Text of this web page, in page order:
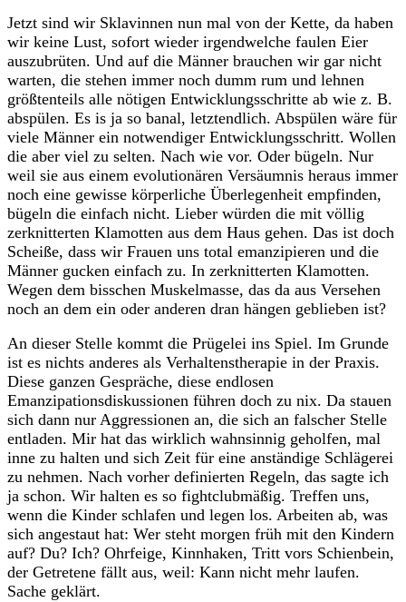
Jetzt sind wir Sklavinnen nun mal von der Kette, da haben
wir keine Lust, sofort wieder irgendwelche faulen Eier
auszubrüten. Und auf die Männer brauchen wir gar nicht
warten, die stehen immer noch dumm rum und lehnen
größtenteils alle nötigen Entwicklungsschritte ab wie z. B.
abspülen. Es is ja so banal, letztendlich. Abspülen wäre für
viele Männer ein notwendiger Entwicklungsschritt. Wollen
die aber viel zu selten. Nach wie vor. Oder bügeln. Nur
weil sie aus einem evolutionären Versäumnis heraus immer
noch eine gewisse körperliche Überlegenheit empfinden,
bügeln die einfach nicht. Lieber würden die mit völlig
zerknitterten Klamotten aus dem Haus gehen. Das ist doch
Scheiße, dass wir Frauen uns total emanzipieren und die
Männer gucken einfach zu. In zerknitterten Klamotten.
Wegen dem bisschen Muskelmasse, das da aus Versehen
noch an dem ein oder anderen dran hängen geblieben ist?
An dieser Stelle kommt die Prügelei ins Spiel. Im Grunde
ist es nichts anderes als Verhaltenstherapie in der Praxis.
Diese ganzen Gespräche, diese endlosen
Emanzipationsdiskussionen führen doch zu nix. Da stauen
sich dann nur Aggressionen an, die sich an falscher Stelle
entladen. Mir hat das wirklich wahnsinnig geholfen, mal
inne zu halten und sich Zeit für eine anständige Schlägerei
zu nehmen. Nach vorher definierten Regeln, das sagte ich
ja schon. Wir halten es so fightclubmäßig. Treffen uns,
wenn die Kinder schlafen und legen los. Arbeiten ab, was
sich angestaut hat: Wer steht morgen früh mit den Kindern
auf? Du? Ich? Ohrfeige, Kinnhaken, Tritt vors Schienbein,
der Getretene fällt aus, weil: Kann nicht mehr laufen.
Sache geklärt.